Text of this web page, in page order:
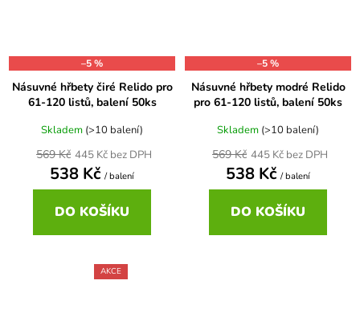
–5 %
Násuvné hřbety čiré Relido pro
61-120 listů, balení 50ks
Skladem (>10 balení)
445 Kč bez DPH
538 Kč / balení
569 Kč
DO KOŠÍKU
–5 %
Násuvné hřbety modré Relido
pro 61-120 listů, balení 50ks
Skladem (>10 balení)
445 Kč bez DPH
538 Kč / balení
569 Kč
DO KOŠÍKU
AKCE